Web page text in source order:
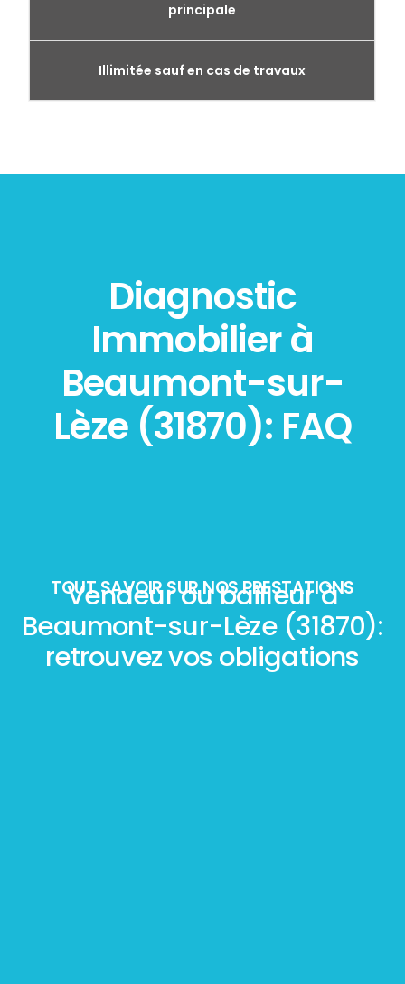
principale
Illimitée sauf en cas de travaux
Diagnostic
Immobilier à
Beaumont-sur-
Lèze (31870): FAQ
TOUT SAVOIR SUR NOS PRESTATIONS
Vendeur ou bailleur à
Beaumont-sur-Lèze (31870):
retrouvez vos obligations